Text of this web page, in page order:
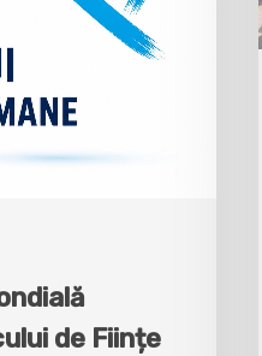
de Ființe